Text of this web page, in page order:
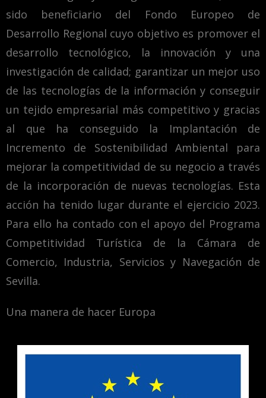
sido beneficiario del Fondo Europeo de
Desarrollo Regional cuyo objetivo es promover el
desarrollo tecnológico, la innovación y una
investigación de calidad; garantizar un mejor uso
de las tecnologías de la información y conseguir
un tejido empresarial más competitivo y gracias
al que ha conseguido la Implantación de
Incremento de Sostenibilidad Ambiental para
mejorar la competitividad de su negocio a través
de la incorporación de nuevas tecnologías. Esta
acción ha tenido lugar durante el ejercicio 2023.
Para ello ha contado con el apoyo del Programa
Competitividad Turística de la Cámara de
Comercio, Industria, Servicios y Navegación de
Sevilla.
Una manera de hacer Europa